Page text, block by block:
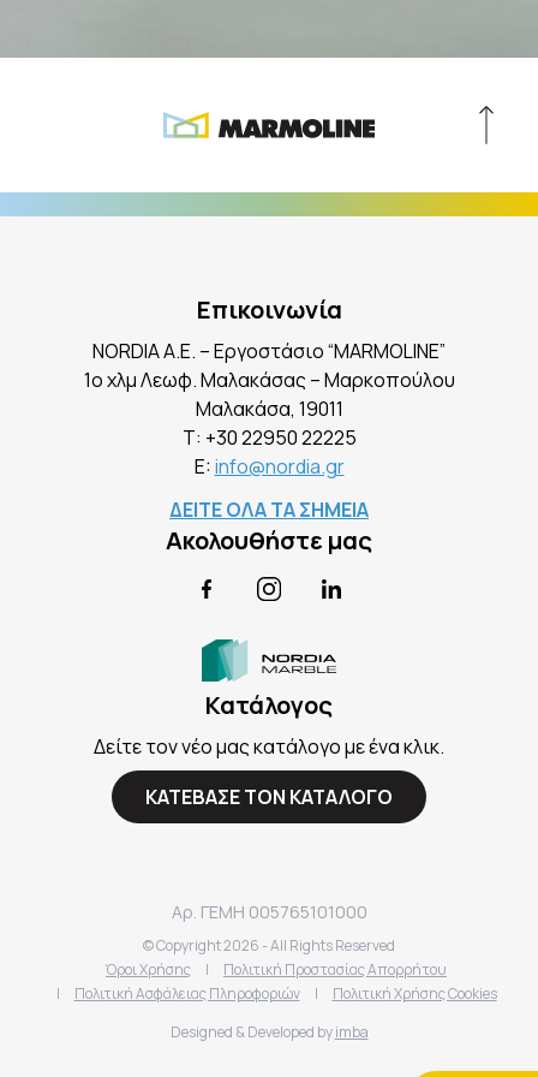
Επικοινωνία
NORDIA A.E. – Εργοστάσιο “MARMOLINE”
1ο χλμ Λεωφ. Μαλακάσας – Μαρκοπούλου
Mαλακάσα, 19011
Τ: +30 22950 22225
E:info@nordia.gr
ΔΕΙΤΕ ΟΛΑ ΤΑ ΣΗΜΕΙΑ
Ακολουθήστε μας
FacebookInstagramLinkedIn
Κατάλογος
Δείτε τον νέο μας κατάλογο με ένα κλικ.
ΚΑΤΕΒΑΣΕ ΤΟΝ ΚΑΤΑΛΟΓΟ
Αρ. ΓΕΜΗ 005765101000
© Copyright2026 - All Rights Reserved
Όροι Χρήσης
|
Πολιτική Προστασίας Απορρήτου
|
Πολιτική Ασφάλειας Πληροφοριών |
Πολιτική Χρήσης Cookies
Designed & Developed by imba